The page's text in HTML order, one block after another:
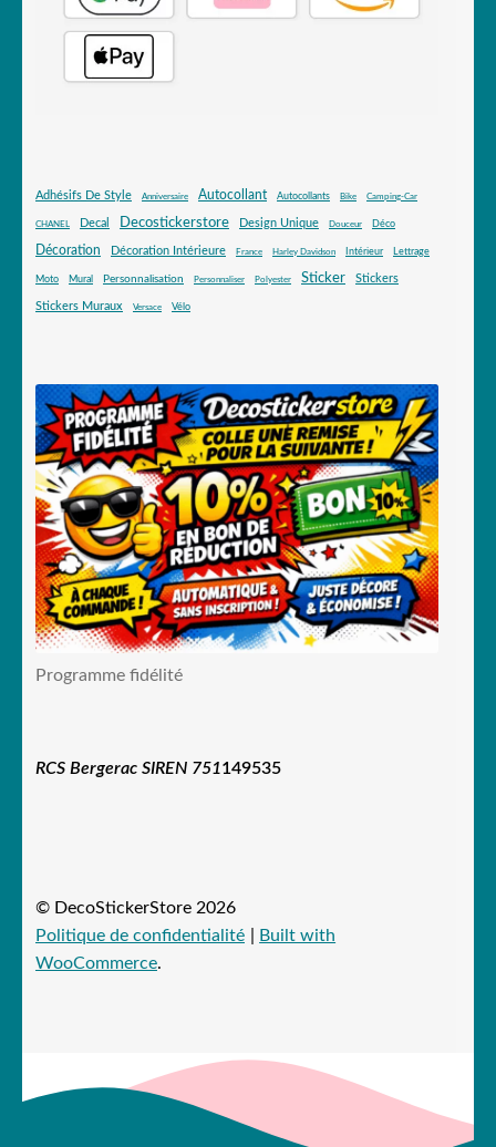
Adhésifs De Style Anniversaire Autocollant Autocollants Bike Camping-Car
CHANEL Decal Decostickerstore Design Unique Douceur Déco
Décoration Décoration Intérieure France Harley Davidson Intérieur Lettrage
Moto Mural Personnalisation Personnaliser Polyester Sticker Stickers
Stickers Muraux Versace Vélo
Programme fidélité
RCS Bergerac SIREN 751149535
© DecoStickerStore 2026
Politique de confidentialité
Built with
WooCommerce.